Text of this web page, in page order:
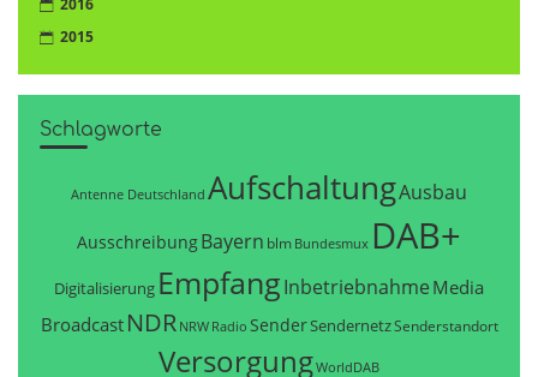
2016
2015
Schlagworte
Antenne Deutschland AufschaltungAusbau
AusschreibungBayern blm Bundesmux DAB+
Digitalisierung EmpfangInbetriebnahme Media
Broadcast NDR NRW Radio SenderSendernetzSenderstandort
VersorgungWorldDAB